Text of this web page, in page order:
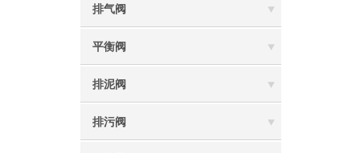
排气阀
平衡阀
排泥阀
排污阀